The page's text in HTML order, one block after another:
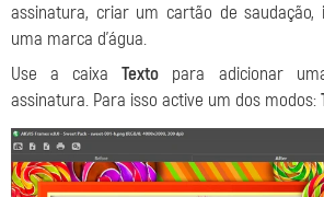
assinatura, criar um cartão de
uma marca d’água.
Use a caixaTexto para adicionar
assinatura. Para isso active um dos modos: